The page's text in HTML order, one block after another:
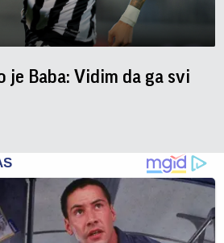
je Baba: Vidim da ga svi